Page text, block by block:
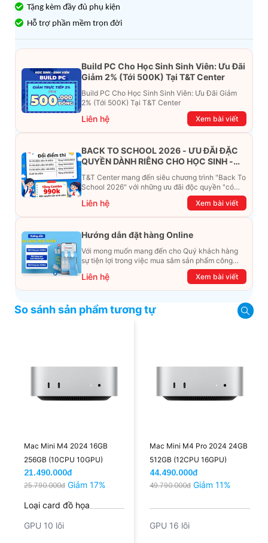
Tặng kèm đầy đủ phụ kiện
Hỗ trợ phần mềm trọn đời
Build PC Cho Học Sinh Sinh Viên: Ưu Đãi
Giảm 2% (Tới 500K) Tại T&T Center
Build PC Cho Học Sinh Sinh Viên: Ưu Đãi Giảm
2% (Tới 500K) Tại T&T Center
Liên hệ Xem bài viết
BACK TO SCHOOL 2026 - ƯU ĐÃI ĐẶC
QUYỀN DÀNH RIÊNG CHO HỌC SINH -
T&T Center mang đến siêu chương trình "Back To
School 2026" với những ưu đãi độc quyền "có
một không hai". Đừng để chiếc ví phải "ét-ô-ét",
cùng khám phá ngay ưu đãi siêu khủng dưới đây
nhé!
Liên hệ Xem bài viết
Hướng dẫn đặt hàng Online
Với mong muốn mang đến cho Quý khách hàng
sự tiện lợi trong việc mua sắm sản phẩm công
nghệ từ xa. Trong bài viết này, T&T Center sẽ
hướng dẫn chi tiết cách mua hàng trực tuyến qua
các kênh online Website, Zalo, Messenger và
dễ dàng và nhanh chóng nhất. Cùng xem ngay
Liên hệ Xem bài viết
So sánh sản phẩm tương tự
Mac Mini M4 2024 16GB
256GB (10CPU 10GPU)
21.490.000đ
25.790.000đ Giảm 17%
Loại card đồ họa
GPU 10 lõi
Mac Mini M4 Pro 2024 24GB
512GB (12CPU 16GPU)
44.490.000đ
49.790.000đ Giảm 11%
GPU 16 lõi